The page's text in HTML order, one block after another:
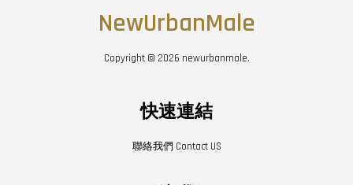
NewUrbanMale
Copyright © 2026 newurbanmale.
快速連結
聯絡我們 Contact US